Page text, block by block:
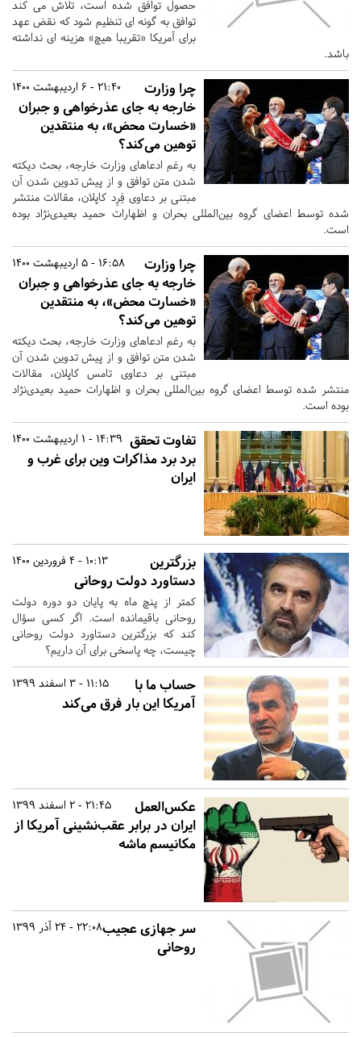
حصول توافق شده است، تلاش می کند
توافق به گونه ای تنظیم شود که نقض عهد
برای آمریکا «تقریبا هیچ» هزینه ای نداشته
باشد.
21:40 - 6 اردیبهشت 1400
چرا وزارت
خارجه به جای عذرخواهی و جبران
«خسارت محض»، به منتقدین
توهین می‌کند؟
به رغم ادعاهای وزارت خارجه، بحث دیکته
شدن متن توافق و از پیش تدوین شدن آن
مبتنی بر دعاوی فِرِد کاپلان، مقالات منتشر
شده توسط اعضای گروه بین‌المللی بحران و اظهارات حمید بعیدی‌نژاد بوده
است.
16:58 - 5 اردیبهشت 1400
چرا وزارت
خارجه به جای عذرخواهی و جبران
«خسارت محض»، به منتقدین
توهین می‌کند؟
به رغم ادعاهای وزارت خارجه، بحث دیکته
شدن متن توافق و از پیش تدوین شدن آن
مبتنی بر دعاوی تامس کاپلان، مقالات
منتشر شده توسط اعضای گروه بین‌المللی بحران و اظهارات حمید بعیدی‌نژاد
بوده است.
14:39 - 1 اردیبهشت 1400 تفاوت تحقق
برد برد مذاکرات وین برای غرب و
ایران
10:13 - 4 فروردین 1400
بزرگترین
دستاورد دولت روحانی
کمتر از پنچ ماه به پایان دو دوره دولت
روحانی باقیمانده است. اگر کسی سؤال
کند که بزرگترین دستاورد دولت روحانی
چیست، چه پاسخی برای آن داریم؟
11:15 - 3 اسفند 1399
حساب ما با
آمریکا این بار فرق می‌کند
21:45 - 2 اسفند 1399
عکس‌العمل
ایران در برابر عقب‌نشینی آمریکا از
مکانیسم ماشه
22:08 - 24 آذر 1399سر جهازی عجیب
روحانی